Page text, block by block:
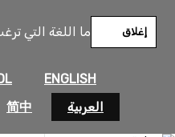
ما اللغة التي
ENGLISH
العربية
简中
إغلاق
المحتوى